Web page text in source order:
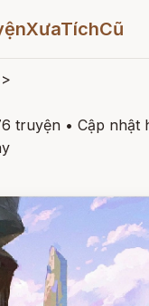
>
truyện • Cập nhật